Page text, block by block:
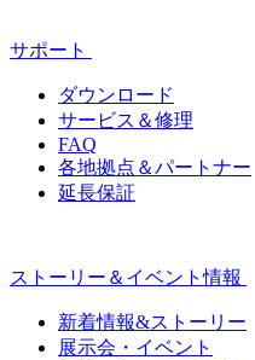
サポート
ダウンロード
サービス＆修理
FAQ
各地拠点＆パートナー
延長保証
ストーリー＆イベント情報
新着情報&ストーリー
展示会・イベント